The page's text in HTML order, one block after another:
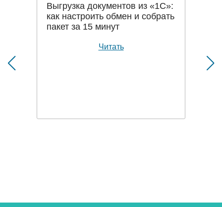
Выгрузка документов из «1С»:
как настроить обмен и собрать
пакет за 15 минут
Читать